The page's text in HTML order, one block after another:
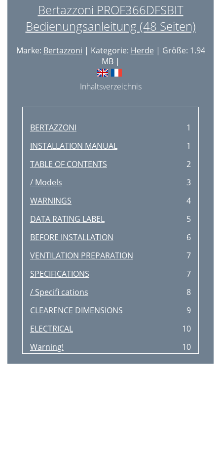
Bertazzoni PROF366DFSBIT
Bedienungsanleitung (48 Seiten)
Marke: Bertazzoni | Kategorie: Herde | Größe: 1.94
MB |
Inhaltsverzeichnis
BERTAZZONI
1
INSTALLATION MANUAL
1
TABLE OF CONTENTS
2
/ Models
3
WARNINGS
4
DATA RATING LABEL
5
BEFORE INSTALLATION
6
VENTILATION PREPARATION
7
SPECIFICATIONS
7
/ Speciﬁ cations
8
CLEARENCE DIMENSIONS
9
ELECTRICAL
10
Warning!
10
Electrical grounding
10